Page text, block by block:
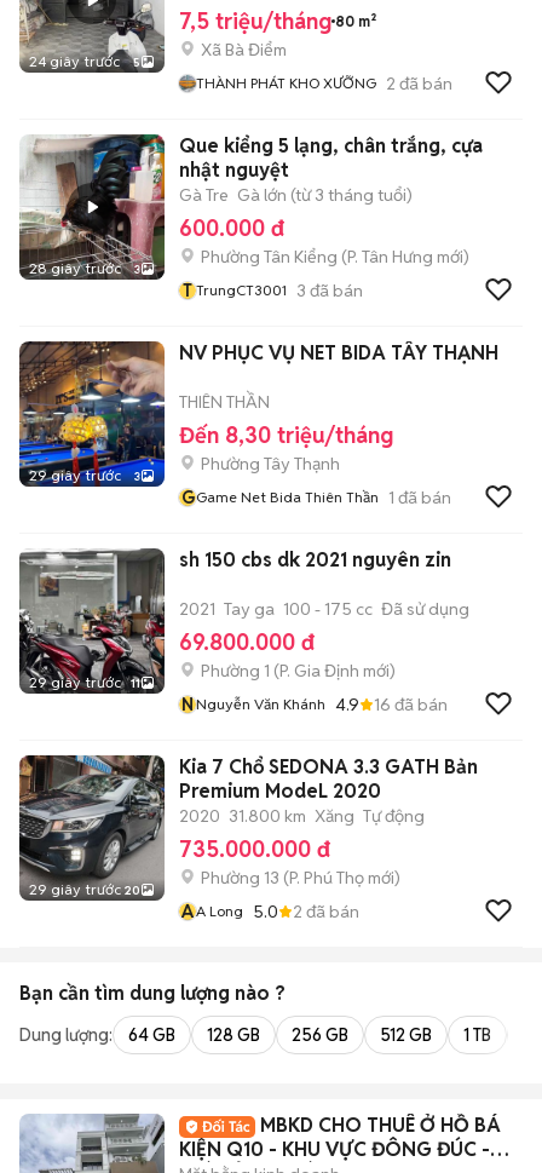
24 giây trước 5
7,5 triệu/tháng 80 m²
Xã Bà Điểm
THÀNH PHÁT KHO XƯỠNG 2 đã bán
28 giây trước 3
Que kiểng 5 lạng, chân trắng, cựa
nhật nguyệt
Gà Tre Gà lớn (từ 3 tháng tuổi)
600.000 đ
Phường Tân Kiểng (P. Tân Hưng mới)
T TrungCT3001 3 đã bán
29 giây trước 3
NV PHỤC VỤ NET BIDA TÂY THẠNH
THIÊN THẦN
Đến 8,30 triệu/tháng
Phường Tây Thạnh
GGame Net Bida Thiên Thần 1 đã bán
29 giây trước 11
sh 150 cbs dk 2021 nguyên zin
2021 Tay ga 100 - 175 cc Đã sử dụng
69.800.000 đ
Phường 1 (P. Gia Định mới)
NNguyễn Văn Khánh 4.9 16 đã bán
29 giây trước20
Kia 7 Chổ SEDONA 3.3 GATH Bản
Premium ModeL 2020
2020 31.800 km Xăng Tự động
735.000.000 đ
Phường 13 (P. Phú Thọ mới)
AA Long 5.0 2 đã bán
Bạn cần tìm dung lượng nào ?
Dung lượng: 64 GB 128 GB 256 GB 512 GB 1 TB
MBKD CHO THUÊ Ở HỒ BÁ
KIỆN Q10 - KHU VỰC ĐÔNG ĐÚC -